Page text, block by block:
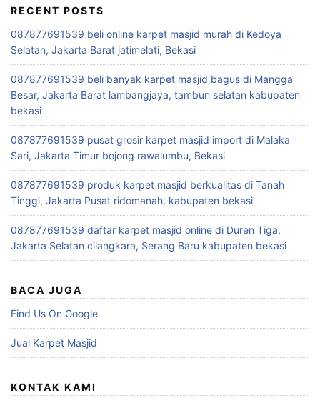
RECENT POSTS
087877691539 beli online karpet masjid murah di Kedoya
Selatan, Jakarta Barat jatimelati, Bekasi
087877691539 beli banyak karpet masjid bagus di Mangga
Besar, Jakarta Barat lambangjaya, tambun selatan kabupaten
bekasi
087877691539 pusat grosir karpet masjid import di Malaka
Sari, Jakarta Timur bojong rawalumbu, Bekasi
087877691539 produk karpet masjid berkualitas di Tanah
Tinggi, Jakarta Pusat ridomanah, kabupaten bekasi
087877691539 daftar karpet masjid online di Duren Tiga,
Jakarta Selatan cilangkara, Serang Baru kabupaten bekasi
BACA JUGA
Find Us On Google
Jual Karpet Masjid
KONTAK KAMI